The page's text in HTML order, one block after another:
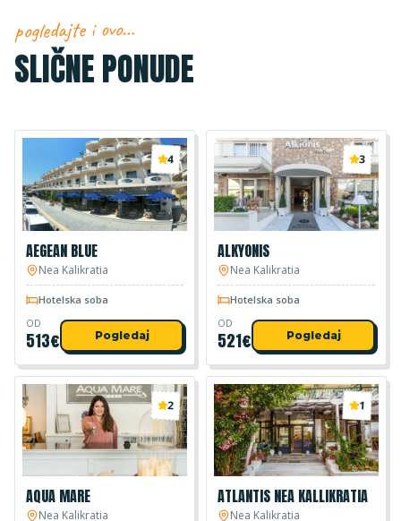
pogledajte i ovo…
SLIČNE PONUDE
4
AEGEAN BLUE
Nea Kalikratia
Hotelska soba
OD
513€ Pogledaj
3
ALKYONIS
Nea Kalikratia
Hotelska soba
OD
521€ Pogledaj
2
AQUA MARE
Nea Kalikratia
1
ATLANTIS NEA KALLIKRATIA
Nea Kalikratia